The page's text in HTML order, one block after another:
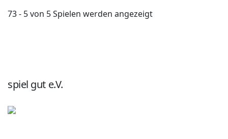
73 - 5 von 5 Spielen werden angezeigt
spiel gut e.V.